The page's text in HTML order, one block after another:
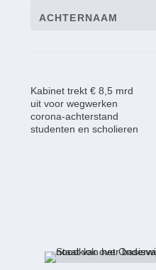
Kabinet trekt € 8,5 mrd
uit voor wegwerken
corona-achterstand
studenten en scholieren